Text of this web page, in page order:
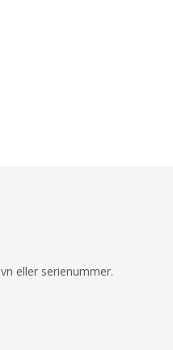
eller serienummer.